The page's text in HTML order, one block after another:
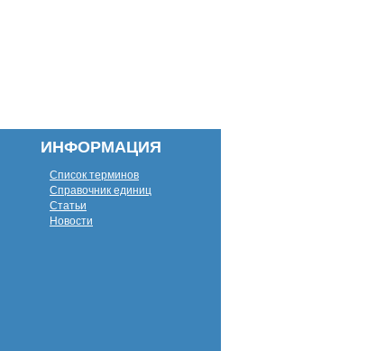
ИНФОРМАЦИЯ
Список терминов
Справочник единиц
Статьи
Новости